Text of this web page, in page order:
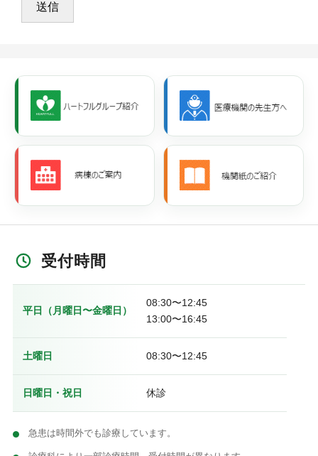
受付時間
平日（月曜日〜金曜日）
08:30〜12:45
13:00〜16:45
土曜日 08:30〜12:45
日曜日・祝日 休診
急患は時間外でも診療しています。